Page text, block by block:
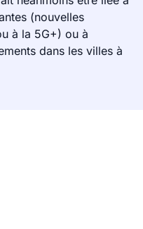
(nouvelles
à la 5G+) ou à
dans les villes à